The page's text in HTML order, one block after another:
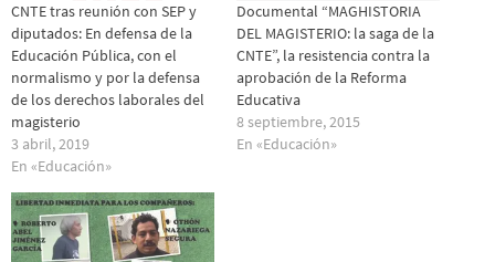
CNTE tras reunión con SEP y
diputados: En defensa de la
Educación Pública, con el
normalismo y por la defensa
de los derechos laborales del
magisterio
3 abril, 2019
En «Educación»
Documental “MAGHISTORIA
DEL MAGISTERIO: la saga de la
CNTE”, la resistencia contra la
aprobación de la Reforma
Educativa
8 septiembre, 2015
En «Educación»